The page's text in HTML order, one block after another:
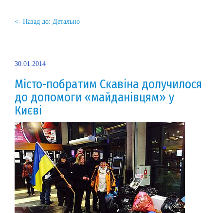
<- Назад до: Детально
30.01.2014
Місто-побратим Скавіна долучилося
до допомоги «майданівцям» у
Києві